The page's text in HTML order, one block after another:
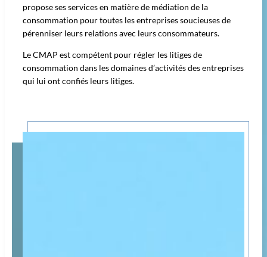
propose ses services en matière de médiation de la
consommation pour toutes les entreprises soucieuses de
pérenniser leurs relations avec leurs consommateurs.
Le CMAP est compétent pour régler les litiges de
consommation dans les domaines d’activités des entreprises
qui lui ont confiés leurs litiges.